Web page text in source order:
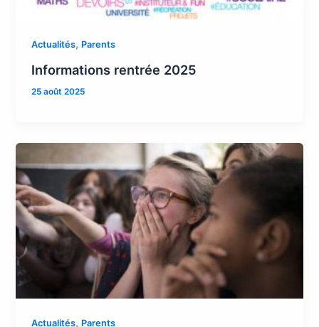
Actualités, Parents
Informations rentrée 2025
25 août 2025
Actualités, Parents